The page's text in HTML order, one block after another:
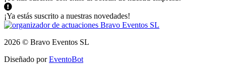
¡Ya estás suscrito a nuestras novedades!
2026 © Bravo Eventos SL
Diseñado porEventoBot